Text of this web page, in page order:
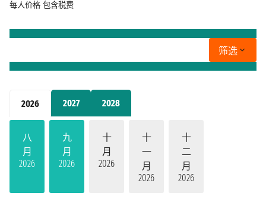
2026 2027 2028
八
月
2026
九
月
2026
十
月
2026
十
一
月
2026
十
二
月
2026
每人价格 包含税费
筛选